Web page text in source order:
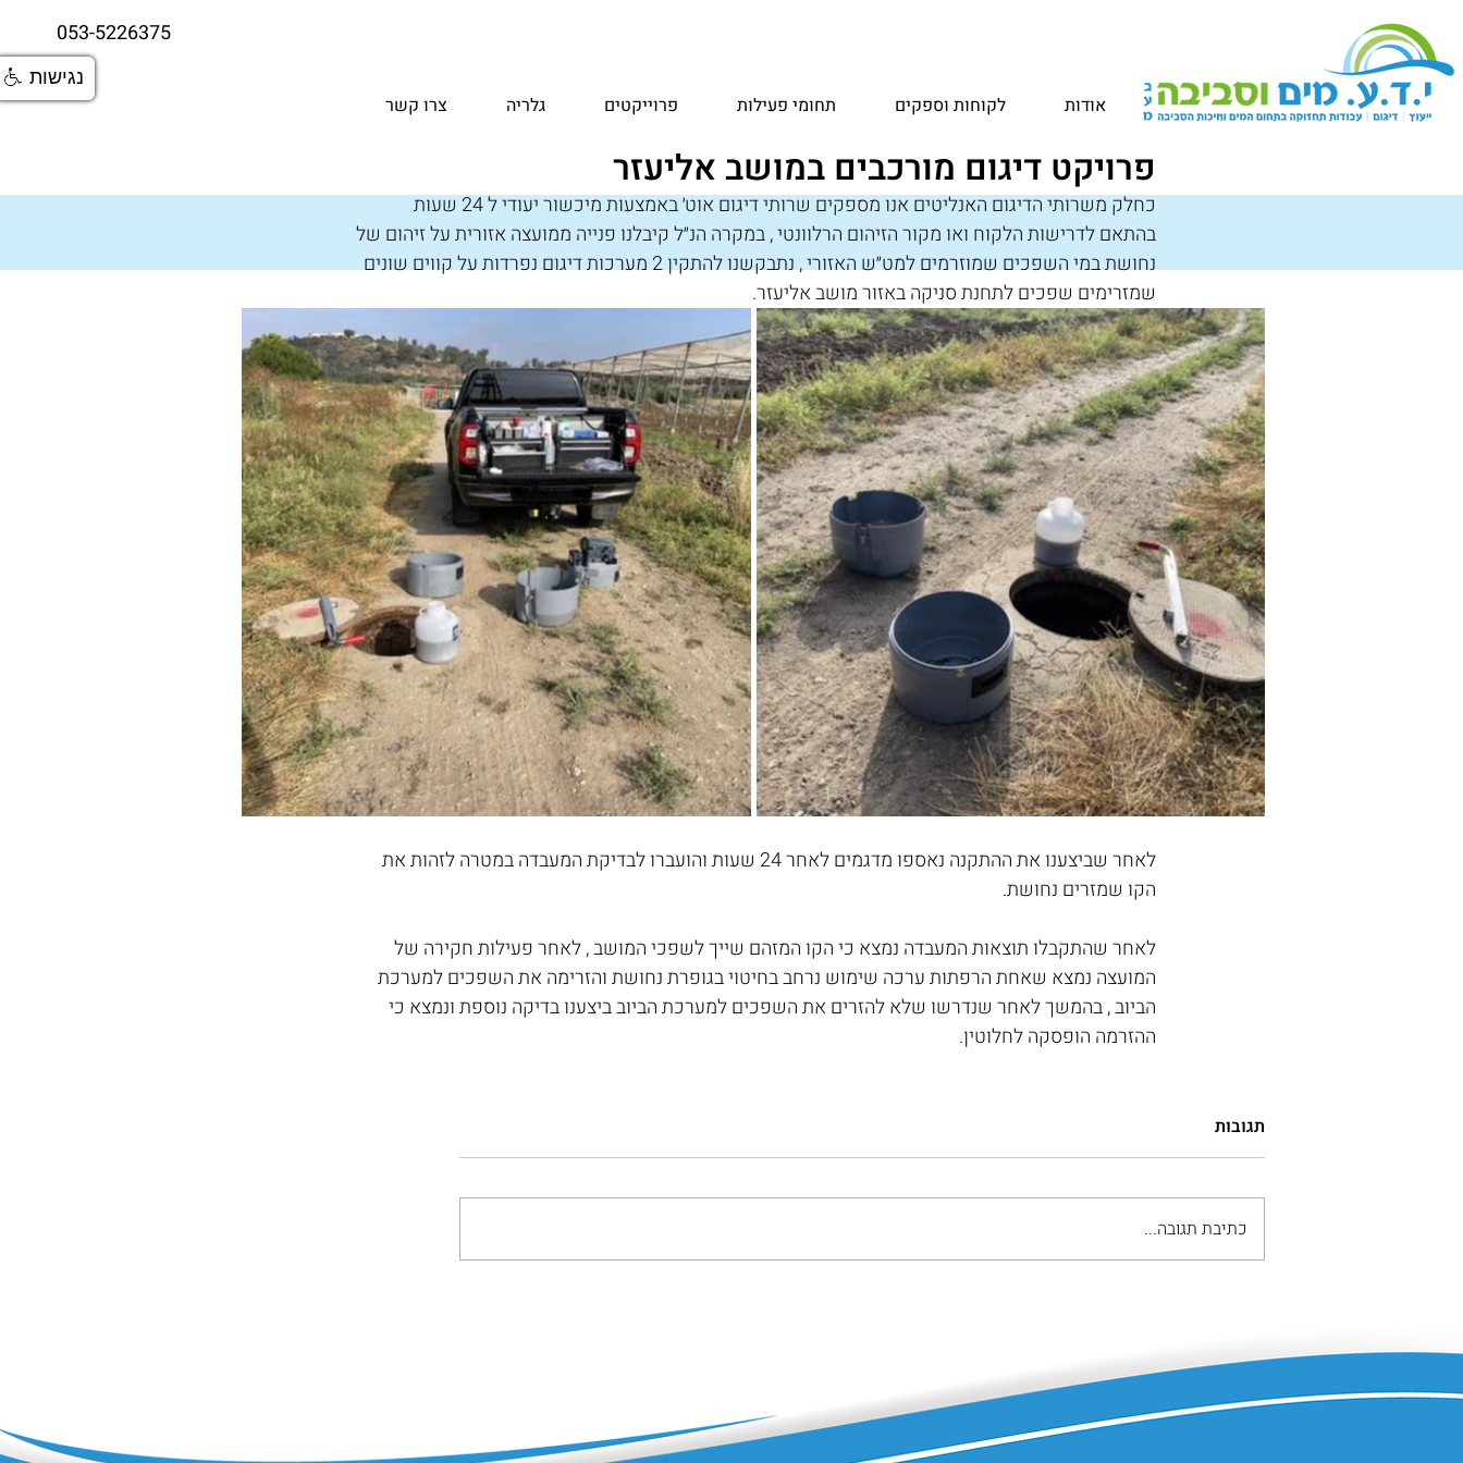
אודות לקוחות וספקים תחומי פעילות פרוייקטים גלריה צרו קשר
053-5226375
פרויקט דיגום מורכבים במושב אליעזר
כחלק משרותי הדיגום האנליטים אנו מספקים שרותי דיגום אוט׳ באמצעות מיכשור יעודי ל 24 שעות
בהתאם לדרישות הלקוח ואו מקור הזיהום הרלוונטי , במקרה הנ״ל קיבלנו פנייה ממועצה אזורית על זיהום של
נחושת במי השפכים שמוזרמים למט״ש האזורי , נתבקשנו להתקין 2 מערכות דיגום נפרדות על קווים שונים
שמזרימים שפכים לתחנת סניקה באזור מושב אליעזר.
לאחר שביצענו את ההתקנה נאספו מדגמים לאחר 24 שעות והועברו לבדיקת המעבדה במטרה לזהות את
הקו שמזרים נחושת.
לאחר שהתקבלו תוצאות המעבדה נמצא כי הקו המזהם שייך לשפכי המושב , לאחר פעילות חקירה של
המועצה נמצא שאחת הרפתות ערכה שימוש נרחב בחיטוי בגופרת נחושת והזרימה את השפכים למערכת
הביוב , בהמשך לאחר שנדרשו שלא להזרים את השפכים למערכת הביוב ביצענו בדיקה נוספת ונמצא כי
ההזרמה הופסקה לחלוטין.
תגובות
כתיבת תגובה...
נגישות